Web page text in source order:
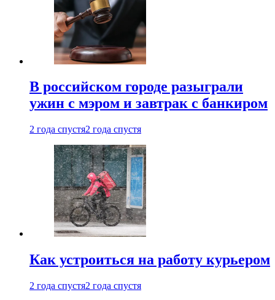
В российском городе разыграли
ужин с мэром и завтрак с банкиром
2 года спустя2 года спустя
Как устроиться на работу курьером
2 года спустя2 года спустя